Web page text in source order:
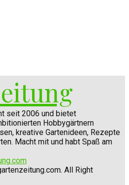
seit 2006 und bietet
Hobbygärtnern
kreative Gartenideen, Rezepte
Macht mit und habt Spaß am
All Right